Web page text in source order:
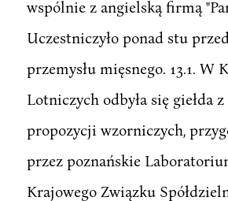
wspólnie z angielską firmą
Uczestniczyło ponad stu
przemysłu mięsnego. 13.1. W
Lotniczych odbyła się giełda
propozycji wzorniczych,
przez poznańskie
Krajowego Związku